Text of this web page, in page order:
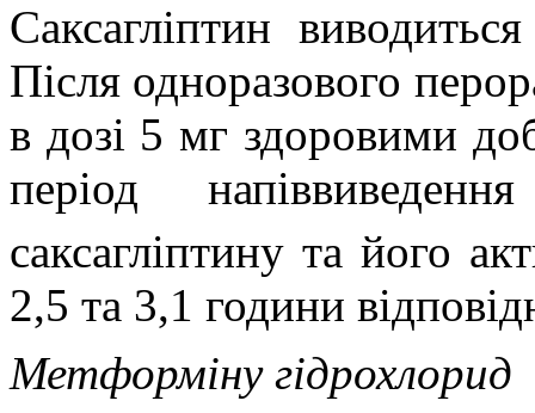
Саксагліптин
Після одноразового
в дозі 5 мг здоровими
період
саксагліптину та його
2,5 та 3,1 години
Метформіну гідрохлорид